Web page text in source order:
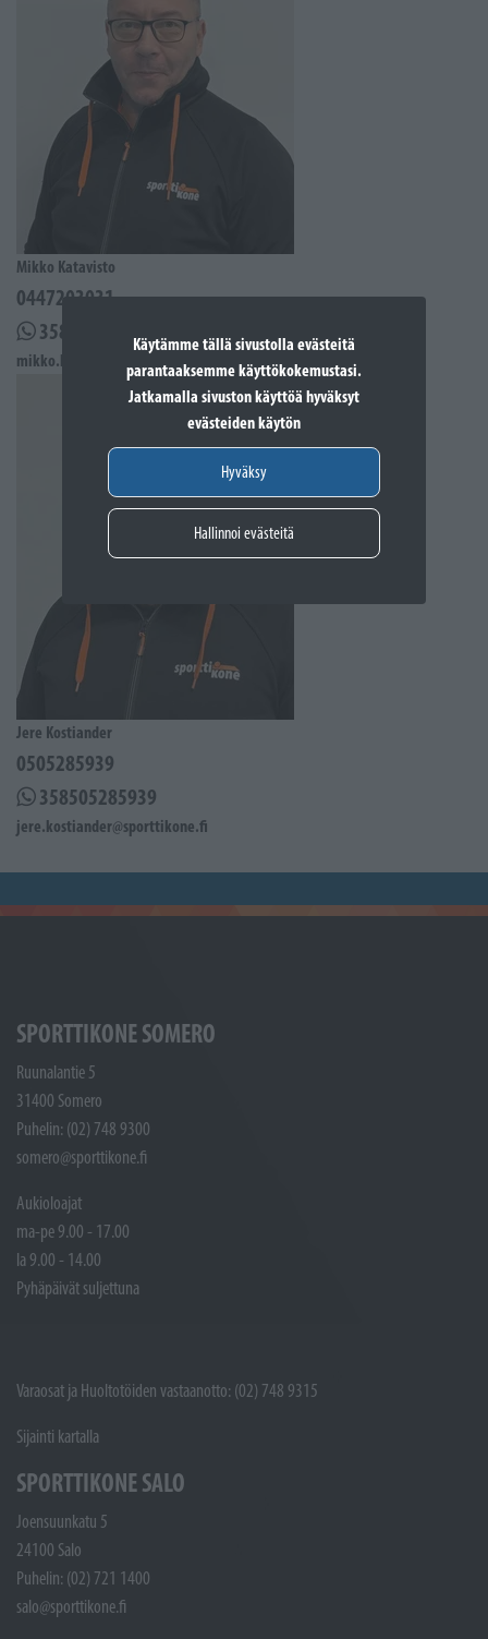
Käytämme tällä sivustolla evästeitä
parantaaksemme käyttökokemustasi.
Jatkamalla sivuston käyttöä hyväksyt
evästeiden käytön
Hyväksy
Hallinnoi evästeitä
Mikko Katavisto
0447203031
358447203031
mikko.katavisto@sporttikone.fi
Jere Kostiander
0505285939
358505285939
jere.kostiander@sporttikone.fi
SPORTTIKONE SOMERO
Ruunalantie 5
31400 Somero
Puhelin: (02) 748 9300
somero@sporttikone.fi
Aukioloajat
ma-pe 9.00 - 17.00
la 9.00 - 14.00
Pyhäpäivät suljettuna
Varaosat ja Huoltotöiden vastaanotto: (02) 748 9315
Sijainti kartalla
SPORTTIKONE SALO
Joensuunkatu 5
24100 Salo
Puhelin: (02) 721 1400
salo@sporttikone.fi